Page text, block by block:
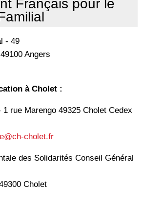
Français pour le
- 49
Angers
à Cholet :
rue Marengo 49325 Cholet Cedex
cholet.fr
des Solidarités Conseil Général
Cholet